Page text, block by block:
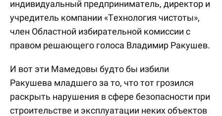
индивидуальный предприниматель, директор и
учредитель компании «Технология чистоты»,
член Областной избирательной комиссии с
правом решающего голоса Владимир Ракушев.
И вот эти Мамедовы будто бы избили
Ракушева младшего за то, что тот грозился
раскрыть нарушения в сфере безопасности при
строительстве и эксплуатации неких объектов